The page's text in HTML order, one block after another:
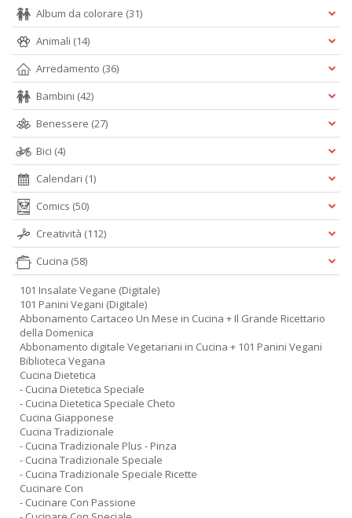
Album da colorare (31)
Animali (14)
Arredamento (36)
Bambini (42)
Benessere (27)
Bici (4)
Calendari (1)
Comics (50)
Creatività (112)
Cucina (58)
101 Insalate Vegane (Digitale)
101 Panini Vegani (Digitale)
Abbonamento Cartaceo Un Mese in Cucina + Il Grande Ricettario
della Domenica
Abbonamento digitale Vegetariani in Cucina + 101 Panini Vegani
Biblioteca Vegana
Cucina Dietetica
- Cucina Dietetica Speciale
- Cucina Dietetica Speciale Cheto
Cucina Giapponese
Cucina Tradizionale
- Cucina Tradizionale Plus - Pinza
- Cucina Tradizionale Speciale
- Cucina Tradizionale Speciale Ricette
Cucinare Con
- Cucinare Con Passione